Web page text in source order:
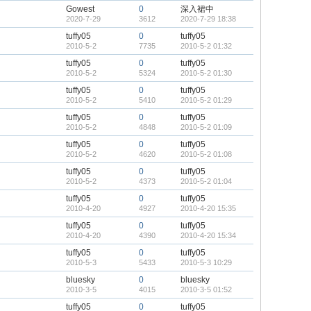
Gowest
2020-7-29
0
3612
深入裙中
2020-7-29 18:38
tuffy05
2010-5-2
0
7735
tuffy05
2010-5-2 01:32
tuffy05
2010-5-2
0
5324
tuffy05
2010-5-2 01:30
tuffy05
2010-5-2
0
5410
tuffy05
2010-5-2 01:29
tuffy05
2010-5-2
0
4848
tuffy05
2010-5-2 01:09
tuffy05
2010-5-2
0
4620
tuffy05
2010-5-2 01:08
tuffy05
2010-5-2
0
4373
tuffy05
2010-5-2 01:04
tuffy05
2010-4-20
0
4927
tuffy05
2010-4-20 15:35
tuffy05
2010-4-20
0
4390
tuffy05
2010-4-20 15:34
tuffy05
2010-5-3
0
5433
tuffy05
2010-5-3 10:29
bluesky
2010-3-5
0
4015
bluesky
2010-3-5 01:52
tuffy05 0 tuffy05